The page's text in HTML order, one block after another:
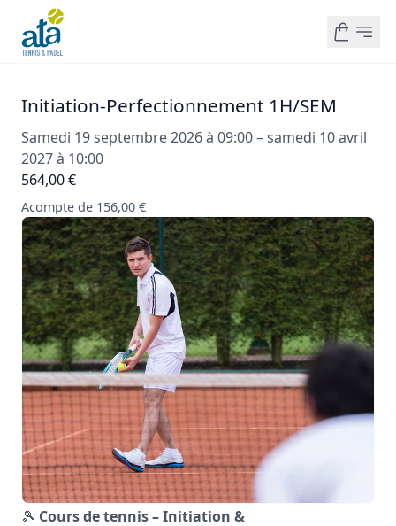
Initiation-Perfectionnement 1H/SEM
Samedi 19 septembre 2026 à 09:00 – samedi 10 avril
2027 à 10:00
564,00 €
Acompte de 156,00 €
🎾 Cours de tennis – Initiation &